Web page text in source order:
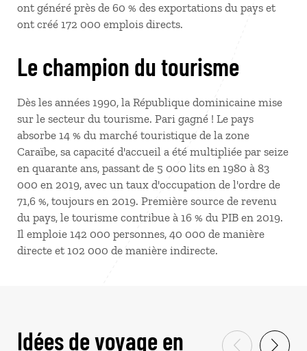
ont généré près de 60 % des exportations du pays et
ont créé 172 000 emplois directs.
Le champion du tourisme
Dès les années 1990, la République dominicaine mise
sur le secteur du tourisme. Pari gagné ! Le pays
absorbe 14 % du marché touristique de la zone
Caraïbe, sa capacité d'accueil a été multipliée par seize
en quarante ans, passant de 5 000 lits en 1980 à 83
000 en 2019, avec un taux d'occupation de l'ordre de
71,6 %, toujours en 2019. Première source de revenu
du pays, le tourisme contribue à 16 % du PIB en 2019.
Il emploie 142 000 personnes, 40 000 de manière
directe et 102 000 de manière indirecte.
Idées de voyage en